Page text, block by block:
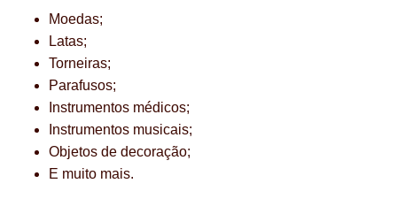
Moedas;
Latas;
Torneiras;
Parafusos;
Instrumentos médicos;
Instrumentos musicais;
Objetos de decoração;
E muito mais.